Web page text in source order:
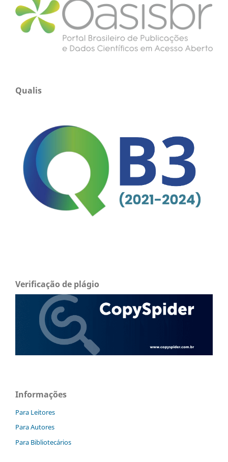
Qualis
Verificação de plágio
Informações
Para Leitores
Para Autores
Para Bibliotecários